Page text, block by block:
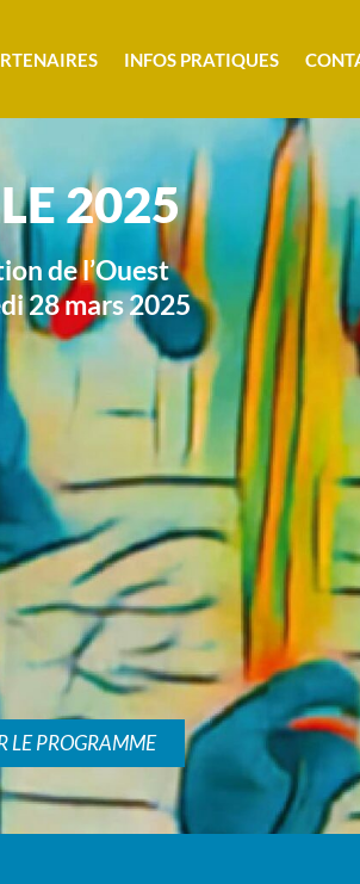
INFOS PRATIQUES
2025
de l’Ouest
28 mars 2025
LE PROGRAMME